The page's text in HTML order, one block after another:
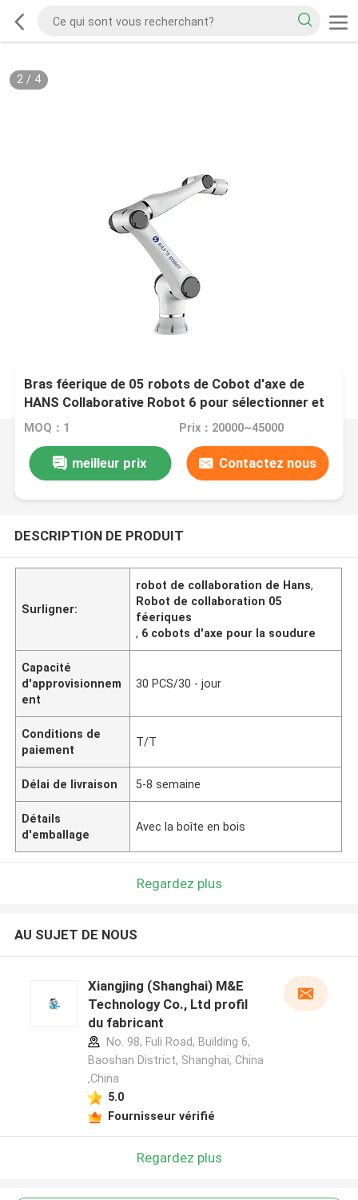
2/ 4
Bras féerique de 05 robots de Cobot d'axe de
HANS Collaborative Robot 6 pour sélectionner et
placer
MOQ：1 Prix：20000~45000
meilleur prix Contactez nous
DESCRIPTION DE PRODUIT
Surligner:
robot de collaboration de Hans,
Robot de collaboration 05
féeriques
, 6 cobots d'axe pour la soudure
Capacité
d'approvisionnem
ent
30 PCS/30 - jour
Conditions de
paiement
T/T
Délai de livraison 5-8 semaine
Détails
d'emballage
Avec la boîte en bois
Regardez plus
AU SUJET DE NOUS
Xiangjing (Shanghai) M&E
Technology Co., Ltd profil
du fabricant
No. 98, Fuli Road, Building 6,
Baoshan District, Shanghai, China
,China
5.0
Fournisseur vérifié
Regardez plus